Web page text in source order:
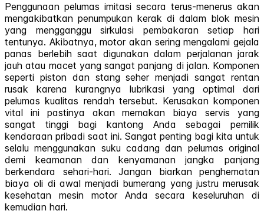
Penggunaan pelumas imitasi secara terus-menerus akan
mengakibatkan penumpukan kerak di dalam blok mesin
yang mengganggu sirkulasi pembakaran setiap hari
tentunya. Akibatnya, motor akan sering mengalami gejala
panas berlebih saat digunakan dalam perjalanan jarak
jauh atau macet yang sangat panjang di jalan. Komponen
seperti piston dan stang seher menjadi sangat rentan
rusak karena kurangnya lubrikasi yang optimal dari
pelumas kualitas rendah tersebut. Kerusakan komponen
vital ini pastinya akan memakan biaya servis yang
sangat tinggi bagi kantong Anda sebagai pemilik
kendaraan pribadi saat ini. Sangat penting bagi kita untuk
selalu menggunakan suku cadang dan pelumas original
demi keamanan dan kenyamanan jangka panjang
berkendara sehari-hari. Jangan biarkan penghematan
biaya oli di awal menjadi bumerang yang justru merusak
kesehatan mesin motor Anda secara keseluruhan di
kemudian hari.